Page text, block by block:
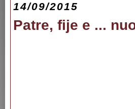
14/09/2015
Patre, fije e ...